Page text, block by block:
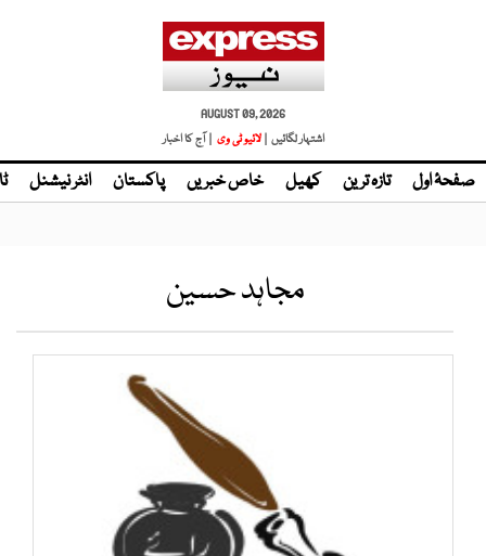
AUGUST 09, 2026
اشتہار لگائیں | لائیو ٹی وی | آج کا اخبار
صفحۂ اول تازہ ترین کھیل خاص خبریں پاکستان انٹر نیشنل
مجاہد حسین